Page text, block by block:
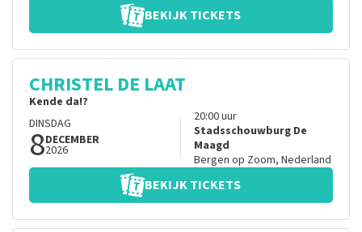
BEKIJK TICKETS
CHRISTEL DE LAAT
Kende da!?
DINSDAG
8DECEMBER
2026
20:00uur
Stadsschouwburg De
Maagd
Bergen op Zoom, Nederland
BEKIJK TICKETS